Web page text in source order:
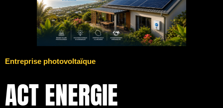
Entreprise photovoltaïque
ACT ENERGIE